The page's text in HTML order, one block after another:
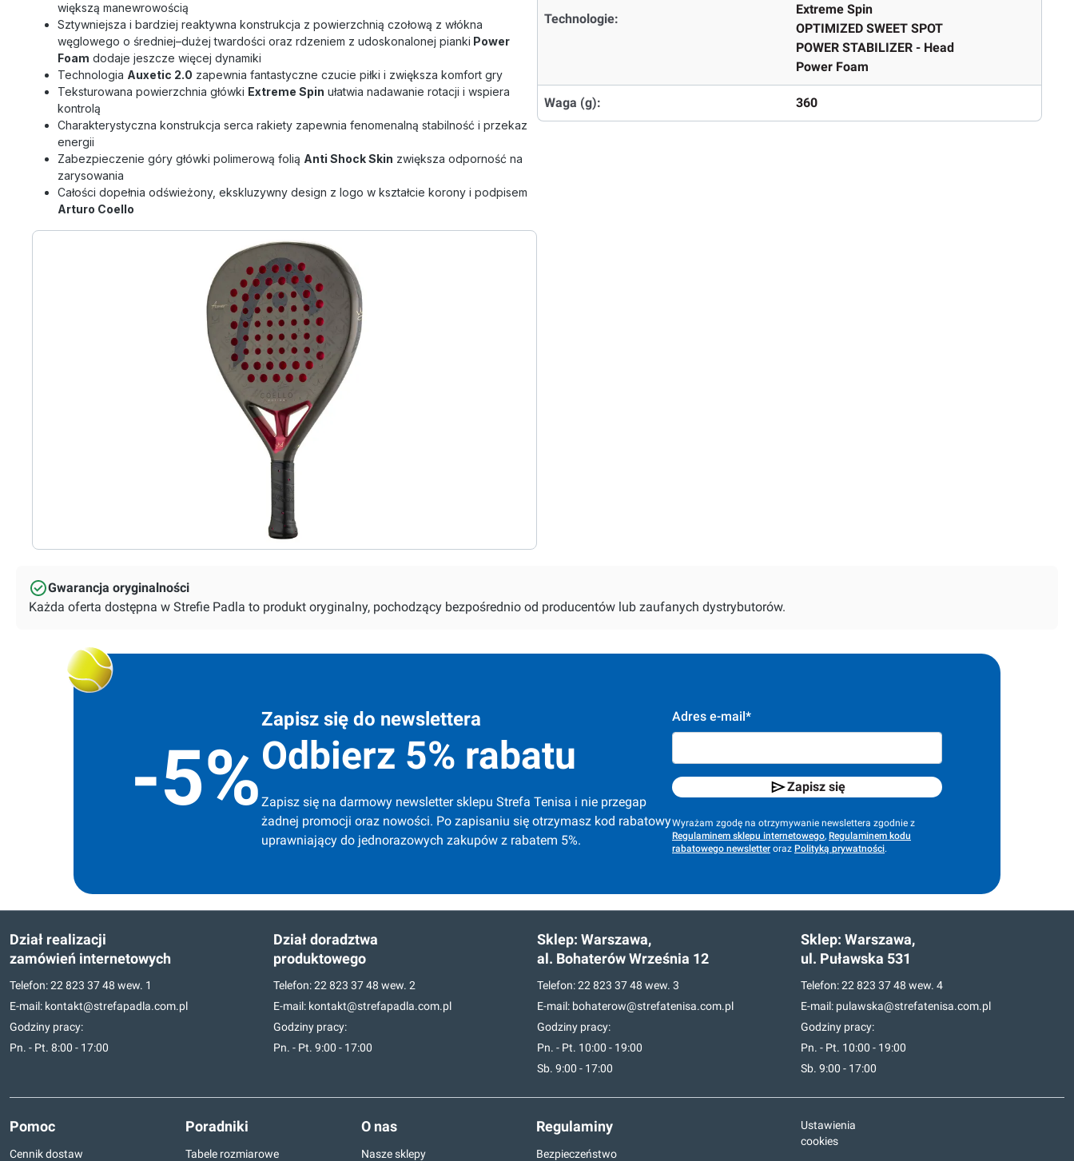
większą manewrowością
Sztywniejsza i bardziej reaktywna konstrukcja z powierzchnią czołową z włókna
węglowego o średniej–dużej twardości oraz rdzeniem z udoskonalonej pianki Power
Foam dodaje jeszcze więcej dynamiki
Technologia Auxetic 2.0 zapewnia fantastyczne czucie piłki i zwiększa komfort gry
Teksturowana powierzchnia główki Extreme Spin ułatwia nadawanie rotacji i wspiera
kontrolą
Charakterystyczna konstrukcja serca rakiety zapewnia fenomenalną stabilność i przekaz
energii
Zabezpieczenie góry główki polimerową folią Anti Shock Skin zwiększa odporność na
zarysowania
Całości dopełnia odświeżony, ekskluzywny design z logo w kształcie korony i podpisem
Arturo Coello
Technologie:
Extreme Spin
OPTIMIZED SWEET SPOT
POWER STABILIZER - Head
Power Foam
Waga (g): 360
Gwarancja oryginalności
Każda oferta dostępna w Strefie Padla to produkt oryginalny, pochodzący bezpośrednio od producentów lub zaufanych dystrybutorów.
-5%
Zapisz się do newslettera
Odbierz 5% rabatu
Zapisz się na darmowy newsletter sklepu Strefa Tenisa i nie przegap
żadnej promocji oraz nowości. Po zapisaniu się otrzymasz kod rabatowy
uprawniający do jednorazowych zakupów z rabatem 5%.
Adres e-mail*
Zapisz się
Wyrażam zgodę na otrzymywanie newslettera zgodnie z
Regulaminem sklepu internetowego, Regulaminem kodu
rabatowego newsletter oraz Polityką prywatności.
Dział realizacji
zamówień internetowych
Telefon:22 823 37 48 wew. 1
E-mail: kontakt@strefapadla.com.pl
Godziny pracy:
Pn. - Pt. 8:00 - 17:00
Dział doradztwa
produktowego
Telefon:22 823 37 48 wew. 2
E-mail: kontakt@strefapadla.com.pl
Godziny pracy:
Pn. - Pt. 9:00 - 17:00
Sklep: Warszawa,
al. Bohaterów Września 12
Telefon:22 823 37 48 wew. 3
E-mail: bohaterow@strefatenisa.com.pl
Godziny pracy:
Pn. - Pt. 10:00 - 19:00
Sb. 9:00 - 17:00
Sklep: Warszawa,
ul. Puławska 531
Telefon:22 823 37 48 wew. 4
E-mail: pulawska@strefatenisa.com.pl
Godziny pracy:
Pn. - Pt. 10:00 - 19:00
Sb. 9:00 - 17:00
Pomoc
Cennik dostaw
Poradniki
Tabele rozmiarowe
O nas
Nasze sklepy
Regulaminy
Bezpieczeństwo
Ustawienia
cookies